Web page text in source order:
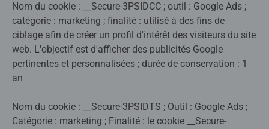
Nom du cookie : __Secure-3PSIDCC ; outil : Google Ads ;
catégorie : marketing ; finalité : utilisé à des fins de
ciblage afin de créer un profil d'intérêt des visiteurs du site
web. L'objectif est d'afficher des publicités Google
pertinentes et personnalisées ; durée de conservation : 1
an
Nom du cookie : __Secure-3PSIDTS ; Outil : Google Ads ;
Catégorie : marketing ; Finalité : le cookie __Secure-